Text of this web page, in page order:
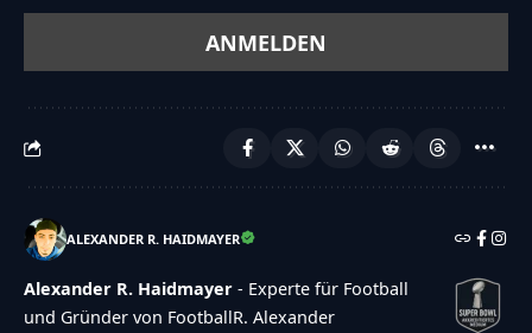
ALEXANDER R. HAIDMAYER
Alexander R. Haidmayer - Experte für Football
und Gründer von FootballR. Alexander